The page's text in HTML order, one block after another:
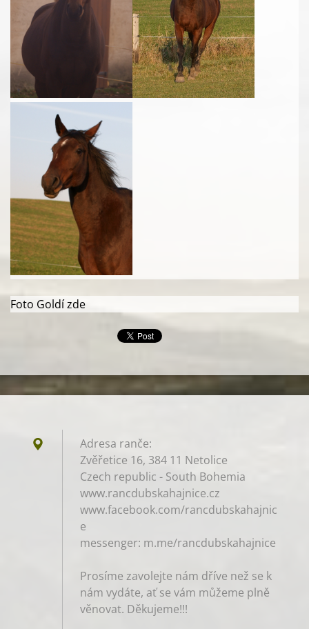
Foto Goldí zde
Adresa ranče:
Zvěřetice 16, 384 11 Netolice
Czech republic - South Bohemia
www.rancdubskahajnice.cz
www.facebook.com/rancdubskahajnic
e
messenger: m.me/rancdubskahajnice
Prosíme zavolejte nám dříve než se k
nám vydáte, ať se vám můžeme plně
věnovat. Děkujeme!!!